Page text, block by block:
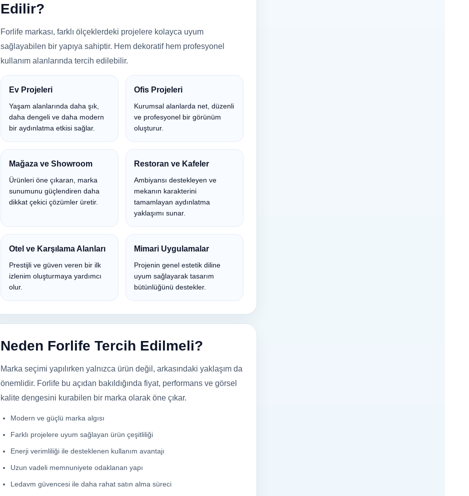
Edilir?
Forlife markası, farklı ölçeklerdeki projelere kolayca uyum
sağlayabilen bir yapıya sahiptir. Hem dekoratif hem profesyonel
kullanım alanlarında tercih edilebilir.
Ev Projeleri
Yaşam alanlarında daha şık,
daha dengeli ve daha modern
bir aydınlatma etkisi sağlar.
Ofis Projeleri
Kurumsal alanlarda net, düzenli
ve profesyonel bir görünüm
oluşturur.
Mağaza ve Showroom
Ürünleri öne çıkaran, marka
sunumunu güçlendiren daha
dikkat çekici çözümler üretir.
Restoran ve Kafeler
Ambiyansı destekleyen ve
mekanın karakterini
tamamlayan aydınlatma
yaklaşımı sunar.
Otel ve Karşılama Alanları
Prestijli ve güven veren bir ilk
izlenim oluşturmaya yardımcı
olur.
Mimari Uygulamalar
Projenin genel estetik diline
uyum sağlayarak tasarım
bütünlüğünü destekler.
Neden Forlife Tercih Edilmeli?
Marka seçimi yapılırken yalnızca ürün değil, arkasındaki yaklaşım da
önemlidir. Forlife bu açıdan bakıldığında fiyat, performans ve görsel
kalite dengesini kurabilen bir marka olarak öne çıkar.
Modern ve güçlü marka algısı
Farklı projelere uyum sağlayan ürün çeşitliliği
Enerji verimliliği ile desteklenen kullanım avantajı
Uzun vadeli memnuniyete odaklanan yapı
Ledavm güvencesi ile daha rahat satın alma süreci